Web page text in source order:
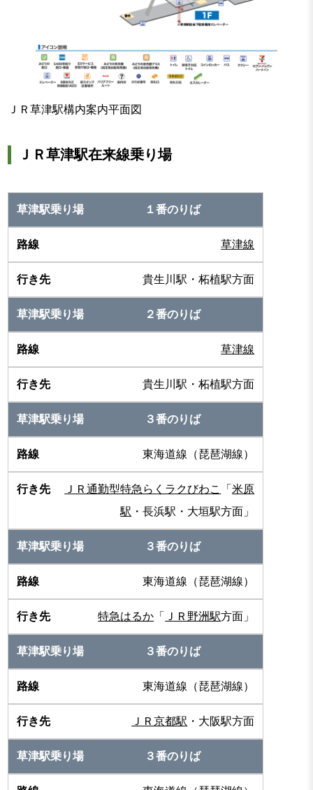
ＪＲ草津駅構内案内平面図
ＪＲ草津駅在来線乗り場
１番のりば
草津線
貴生川駅・柘植駅方面
２番のりば
草津線
貴生川駅・柘植駅方面
３番のりば
東海道線（琵琶湖線）
ＪＲ通勤型特急らくラクびわこ 「米原
駅 ・長浜駅・大垣駅方面」
３番のりば
東海道線（琵琶湖線）
特急はるか 「 ＪＲ野洲駅方面」
３番のりば
東海道線（琵琶湖線）
ＪＲ京都駅 ・大阪駅方面
３番のりば